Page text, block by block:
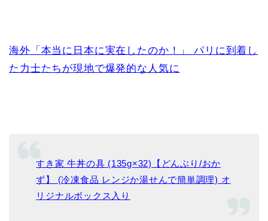
海外「本当に日本に実在したのか！」 パリに到着し
た力士たちが現地で爆発的な人気に
すき家 牛丼の具 (135g×32)【どんぶり/おか
ず】 (冷凍食品 レンジか湯せんで簡単調理) オ
リジナルボックス入り